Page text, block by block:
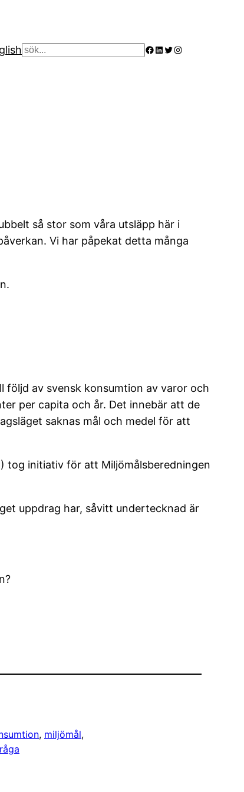
Sök Facebook
LinkedIn
Twitter
Instagram
så stor som våra utsläpp här i
Vi har påpekat detta många
följd av svensk konsumtion av varor och
per capita och år. Det innebär att de
saknas mål och medel för att
tog initiativ för att Miljömålsberedningen
uppdrag har, såvitt undertecknad är
, miljömål